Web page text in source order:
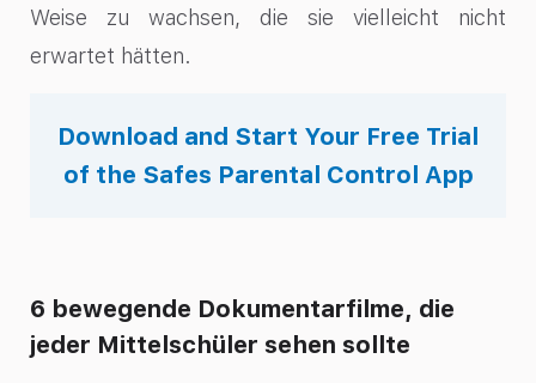
Weise zu wachsen, die sie vielleicht nicht
erwartet hätten.
Download and Start Your Free Trial
of the Safes Parental Control App
6 bewegende Dokumentarfilme, die
jeder Mittelschüler sehen sollte